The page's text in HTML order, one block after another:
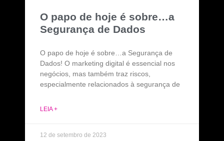
O papo de hoje é sobre…a
Segurança de Dados
O papo de hoje é sobre…a Segurança de
Dados! O marketing digital é essencial nos
negócios, mas também traz riscos,
especialmente relacionados à segurança de
LEIA +
12 de setembro de 2023